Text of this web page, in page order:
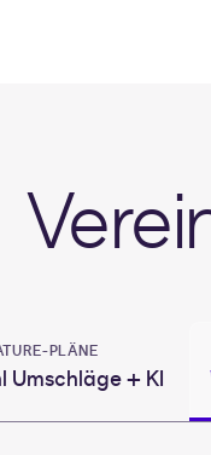
PLÄNE
Umschläge + KI